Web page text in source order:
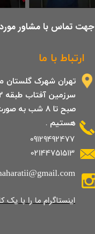
ارتباط با ما
09129492477
02144751513
تهران شهرک گلستان
صبح تا 8 شب
هستیم .
​​​​​​​​​اینستاگرام ما را با یک
​جهت تماس با مشاور